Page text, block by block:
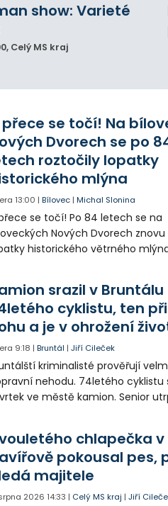
show: Varieté
, Celý MS kraj
přece se točí! Na
Dvorech se po
roztočily lopatky
mlýna
13:00 |Bílovec |Michal Slonina
se točí! Po 84 letech se na
Nových Dvorech
historického větrného mlýna
srazil v Bruntálu
cyklistu, ten
a je v ohrožení
9:18 |Bruntál |Jiří Cileček
kriminalisté prověřují
nehodu. 74letého cyklistu
ve městě kamion. Senior
případné svědky.chlapečka v
pokousal pes,
majitele
2026 14:33 | Celý MS kraj |Jiří